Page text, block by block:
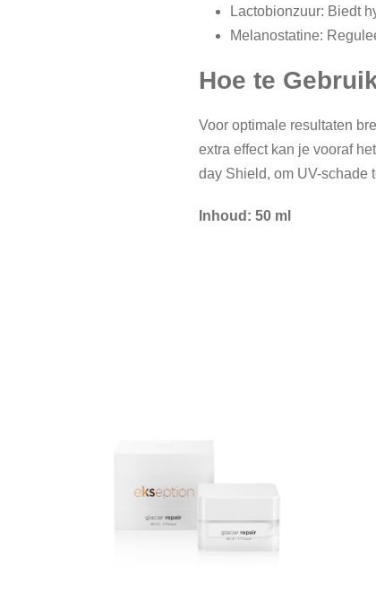
Lactobionzuur: Biedt
Melanostatine:
Hoe te
Voor optimale resultaten
extra effect kan je vooraf
day Shield, om UV-schade
Inhoud: 50 ml